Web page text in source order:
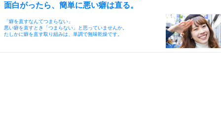
面白がったら、簡単に悪い癖は直る。
「癖を直すなんてつまらない」
悪い癖を直すとき「つまらない」と思っていませんか。
たしかに癖を直す取り組みは、単調で無味乾燥です。